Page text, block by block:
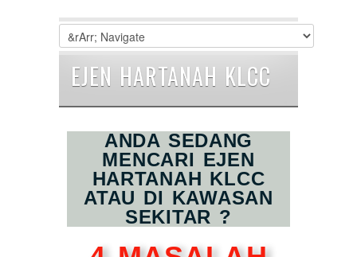
EJEN HARTANAH KLCC
ANDA SEDANG
MENCARI EJEN
HARTANAH KLCC
ATAU DI KAWASAN
SEKITAR ?